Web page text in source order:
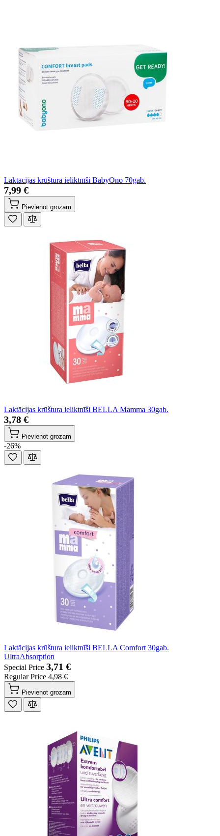
Laktācijas krūštura ieliktnīši BabyOno 70gab.
7,99 €
Pievienot grozam
Laktācijas krūštura ieliktnīši BELLA Mamma 30gab.
3,78 €
Pievienot grozam
-26%
Laktācijas krūštura ieliktnīši BELLA Comfort 30gab.
UltraAbsorption
Special Price 3,71 €
Regular Price 4,98 €
Pievienot grozam